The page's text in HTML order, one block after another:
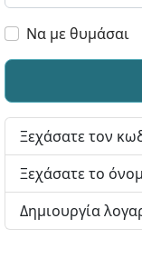
Να με θυμάσαι
Ξεχάσατε τον
Ξεχάσατε το
Δημιουργία